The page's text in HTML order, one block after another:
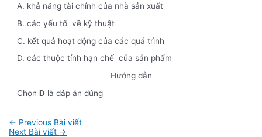
A. khả năng tài chính của nhà sản xuất
B. các yếu tố về kỹ thuật
C. kết quả hoạt động của các quá trình
D. các thuộc tính hạn chế của sản phẩm
Hướng dẫn
ChọnD là đáp án đúng
Điều
hướng
← Previous Bài viết
Next Bài viết →